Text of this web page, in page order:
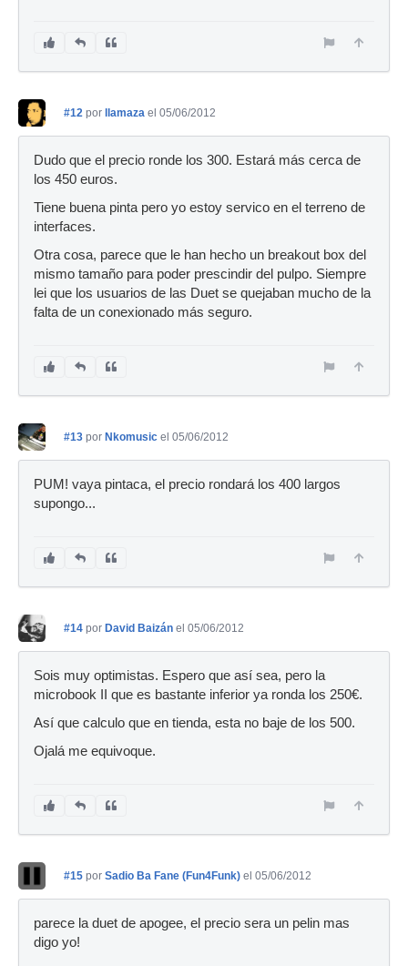
#12 por llamaza el 05/06/2012
Dudo que el precio ronde los 300. Estará más cerca de
los 450 euros.
Tiene buena pinta pero yo estoy servico en el terreno de
interfaces.
Otra cosa, parece que le han hecho un breakout box del
mismo tamaño para poder prescindir del pulpo. Siempre
lei que los usuarios de las Duet se quejaban mucho de la
falta de un conexionado más seguro.
#13 por Nkomusic el 05/06/2012
PUM! vaya pintaca, el precio rondará los 400 largos
supongo...
#14 por David Baizán el 05/06/2012
Sois muy optimistas. Espero que así sea, pero la
microbook II que es bastante inferior ya ronda los 250€.
Así que calculo que en tienda, esta no baje de los 500.
Ojalá me equivoque.
#15 por Sadio Ba Fane (Fun4Funk) el 05/06/2012
parece la duet de apogee, el precio sera un pelin mas
digo yo!